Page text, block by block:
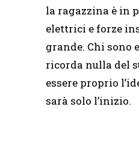
la ragazzina è in
elettrici e forze
grande. Chi sono
ricorda nulla del
essere proprio
sarà solo l’inizio.